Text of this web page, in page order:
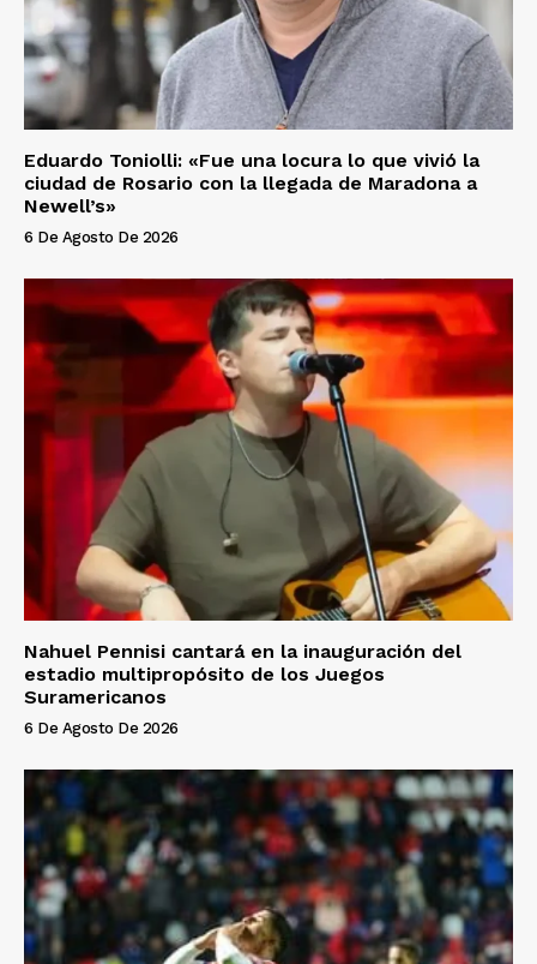
Eduardo Toniolli: «Fue una locura lo que vivió la
ciudad de Rosario con la llegada de Maradona a
Newell’s»
6 De Agosto De 2026
Nahuel Pennisi cantará en la inauguración del
estadio multipropósito de los Juegos
Suramericanos
6 De Agosto De 2026